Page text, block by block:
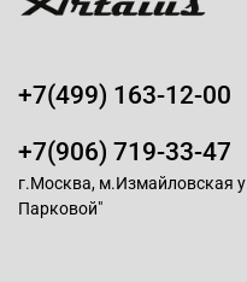
+7(499) 163-12-00
+7(906) 719-33-47
г.Москва, м.Измайловская
Парковой"